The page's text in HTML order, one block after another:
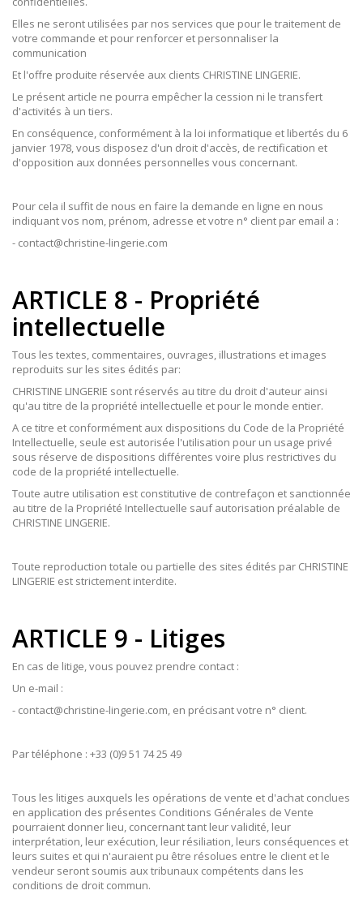
Elles ne seront utilisées par nos services que pour le traitement de
votre commande et pour renforcer et personnaliser la
communication
Et l'offre produite réservée aux clients CHRISTINE LINGERIE.
Le présent article ne pourra empêcher la cession ni le transfert
d'activités à un tiers.
En conséquence, conformément à la loi informatique et libertés du 6
janvier 1978, vous disposez d'un droit d'accès, de rectification et
d'opposition aux données personnelles vous concernant.
Pour cela il suffit de nous en faire la demande en ligne en nous
indiquant vos nom, prénom, adresse et votre n° client par email a :
- contact@christine-lingerie.com
ARTICLE 8 - Propriété
intellectuelle
Tous les textes, commentaires, ouvrages, illustrations et images
reproduits sur les sites édités par:
CHRISTINE LINGERIE sont réservés au titre du droit d'auteur ainsi
qu'au titre de la propriété intellectuelle et pour le monde entier.
A ce titre et conformément aux dispositions du Code de la Propriété
Intellectuelle, seule est autorisée l'utilisation pour un usage privé
sous réserve de dispositions différentes voire plus restrictives du
code de la propriété intellectuelle.
Toute autre utilisation est constitutive de contrefaçon et sanctionnée
au titre de la Propriété Intellectuelle sauf autorisation préalable de
CHRISTINE LINGERIE.
Toute reproduction totale ou partielle des sites édités par CHRISTINE
LINGERIE est strictement interdite.
ARTICLE 9 - Litiges
En cas de litige, vous pouvez prendre contact :
Un e-mail :
- contact@christine-lingerie.com, en précisant votre n° client.
Par téléphone : +33 (0)9 51 74 25 49
Tous les litiges auxquels les opérations de vente et d'achat conclues
en application des présentes Conditions Générales de Vente
pourraient donner lieu, concernant tant leur validité, leur
interprétation, leur exécution, leur résiliation, leurs conséquences et
leurs suites et qui n'auraient pu être résolues entre le client et le
vendeur seront soumis aux tribunaux compétents dans les
conditions de droit commun.